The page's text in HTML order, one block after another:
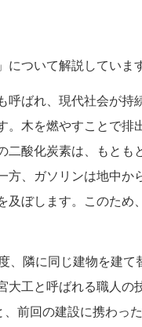
ついて解説していま
呼ばれ、現代社会が持
。木を燃やすことで排
二酸化炭素は、もとも
方、ガソリンは地中か
及ぼします。このため
、隣に同じ建物を建て
大工と呼ばれる職人の
前回の建設に携わっ